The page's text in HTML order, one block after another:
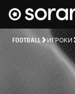
FOOTBALL ИГРОКИ